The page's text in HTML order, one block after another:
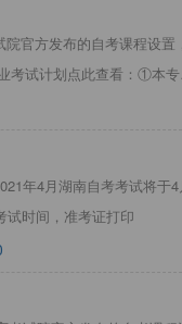
官方发布的自考课程设置，
考试计划点此查看：①本
年4月湖南自考考试将于4
试时间，准考证打印